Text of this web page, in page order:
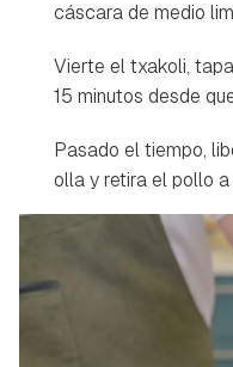
cáscara de medio
Vierte el txakoli,
15 minutos desde
Pasado el tiempo,
olla y retira el pollo a